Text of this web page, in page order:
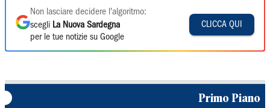
Non lasciare decidere l'algoritmo:
scegli La Nuova Sardegna
per le tue notizie su Google
CLICCA QUI
Primo Piano